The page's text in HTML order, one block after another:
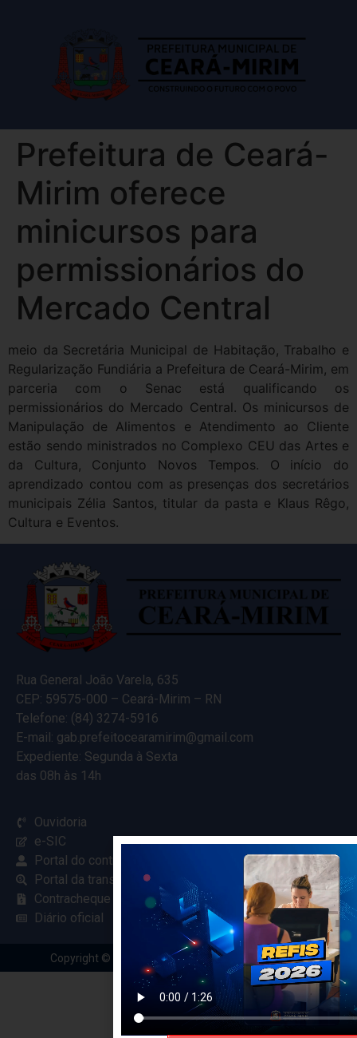
Prefeitura de Ceará-
Mirim oferece
minicursos para
permissionários do
Mercado Central
meio da Secretária Municipal de Habitação, Trabalho e
Regularização Fundiária a Prefeitura de Ceará-Mirim, em
parceria com o Senac está qualificando os
permissionários do Mercado Central. Os minicursos de
Manipulação de Alimentos e Atendimento ao Cliente
estão sendo ministrados no Complexo CEU das Artes e
da Cultura, Conjunto Novos Tempos. O início do
aprendizado contou com as presenças dos secretários
municipais Zélia Santos, titular da pasta e Klaus Rêgo,
Cultura e Eventos.
Rua General João Varela, 635
CEP: 59575-000 – Ceará-Mirim – RN
Telefone: (84) 3274-5916
E-mail: gab.prefeitocearamirim@gmail.com
Expediente: Segunda à Sexta
das 08h às 14h
Ouvidoria
e-SIC
Portal do contribuinte
Portal da transparência
Contracheque online
Diário oficial
Copyright © 2024 Criado com pela Renovar Web